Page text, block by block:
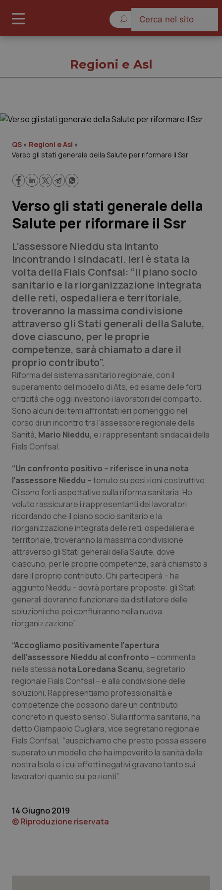
Cronache
Lavoro e Professioni
Scienza e Farmaci
Studi e Analisi
Lettere al direttore
Edizioni Regionali
QS Pro
Professionisti Sanitari.AI
Abruzzo
Basilicata
Calabria
Campania
Emilia-Romagna
Friuli Venezia Giulia
Lazio
Liguria
Lombardia
Molise
Piemonte
Provincia Autonoma di Bolzano
Provincia Autonoma di Trento
Puglia
Sicilia
QS Pro Gold
Artrite & artrosi
Asma & BPCO
Car-T
Colesterolo & coronaropatie
Dermatite Atopica
Diabete & glucometri
Disturbi dell’umore
Dolore
Epatiti
HIV
Infezioni & Febbre
Ipertensione & Scompenso
Malattie rare
Neuroscienze & patologie neurodegenerative
QS Club Newsletter
Regioni e Asl
QS » Regioni e Asl »
Verso gli stati generale della Salute per riformare il Ssr
Verso gli stati generale della
Salute per riformare il Ssr
L’assessore Nieddu sta intanto
incontrando i sindacati. Ieri è stata la
volta della Fials Confsal: “Il piano socio
sanitario e la riorganizzazione integrata
delle reti, ospedaliera e territoriale,
troveranno la massima condivisione
attraverso gli Stati generali della Salute,
dove ciascuno, per le proprie
competenze, sarà chiamato a dare il
proprio contributo”.
Riforma del sistema sanitario regionale, con il
superamento del modello di Ats, ed esame delle forti
criticità che oggi investono i lavoratori del comparto.
Sono alcuni dei temi affrontati ieri pomeriggio nel
corso di un incontro tra l’assessore regionale della
Sanità, Mario Nieddu, e i rappresentanti sindacali della
Fials Confsal.
“Un confronto positivo – riferisce in una nota
l'assessore Nieddu – tenuto su posizioni costruttive.
Ci sono forti aspettative sulla riforma sanitaria. Ho
voluto rassicurare i rappresentanti dei lavoratori
ricordando che il piano socio sanitario e la
riorganizzazione integrata delle reti, ospedaliera e
territoriale, troveranno la massima condivisione
attraverso gli Stati generali della Salute, dove
ciascuno, per le proprie competenze, sarà chiamato a
dare il proprio contributo. Chi parteciperà – ha
aggiunto Nieddu – dovrà portare proposte: gli Stati
generali dovranno funzionare da distillatore delle
soluzioni che poi confluiranno nella nuova
riorganizzazione”.
“Accogliamo positivamente l’apertura
dell’assessore Nieddu al confronto – commenta
nella stessa nota Loredana Scanu, segretario
regionale Fials Confsal – e alla condivisione delle
soluzioni. Rappresentiamo professionalità e
competenze che possono dare un contributo
concreto in questo senso”. Sulla riforma sanitaria, ha
detto Giampaolo Cugliara, vice segretario regionale
Fials Confsal, “auspichiamo che presto possa essere
superato un modello che ha impoverito la sanità della
nostra Isola e i cui effetti negativi gravano tanto sui
lavoratori quanto sui pazienti”.
14 Giugno 2019
© Riproduzione riservata